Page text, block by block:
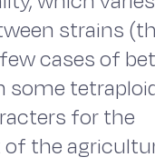
strains
cases of
some
for the
the